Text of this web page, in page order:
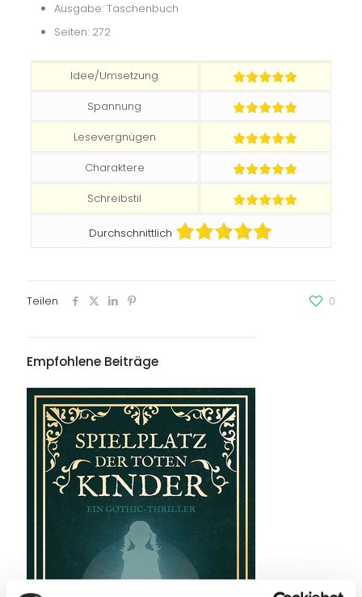
Ausgabe: Taschenbuch
Seiten: 272
Idee/Umsetzung
Spannung
Lesevergnügen
Charaktere
Schreibstil
Durchschnittlich
Teilen 0
Empfohlene Beiträge